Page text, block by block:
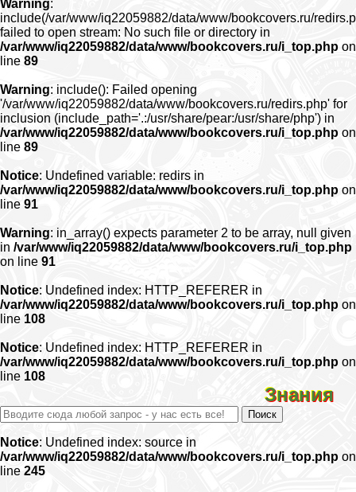
Warning:
include(/var/www/iq22059882/data/www/bookcovers.ru/
failed to open stream: No such file or directory in
/var/www/iq22059882/data/www/bookcovers.ru/i_top.php on
line 89
Warning: include(): Failed opening
'/var/www/iq22059882/data/www/bookcovers.ru/redirs.php' for
inclusion (include_path='.:/usr/share/pear:/usr/share/php') in
/var/www/iq22059882/data/www/bookcovers.ru/i_top.php on
line 89
Notice: Undefined variable: redirs in
/var/www/iq22059882/data/www/bookcovers.ru/i_top.php on
line 91
Warning: in_array() expects parameter 2 to be array, null given
in /var/www/iq22059882/data/www/bookcovers.ru/i_top.php
on line 91
Notice: Undefined index: HTTP_REFERER in
/var/www/iq22059882/data/www/bookcovers.ru/i_top.php on
line 108
Notice: Undefined index: HTTP_REFERER in
/var/www/iq22059882/data/www/bookcovers.ru/i_top.php on
line 108
Знания
Notice: Undefined index: source in
/var/www/iq22059882/data/www/bookcovers.ru/i_top.php on
line 245